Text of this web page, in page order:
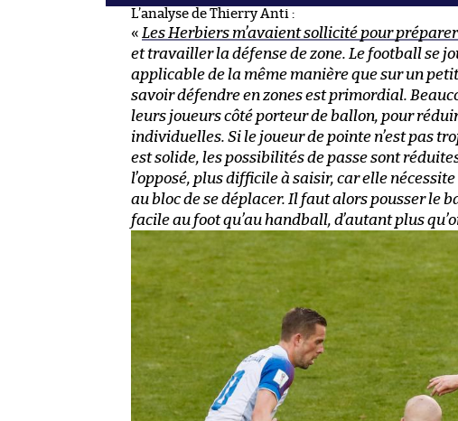
L’analyse de Thierry Anti :
« Les Herbiers m’avaient sollicité pour
et travailler la défense de zone. Le football se
applicable de la même manière que sur un
savoir défendre en zones est primordial.
leurs joueurs côté porteur de ballon, pour
individuelles. Si le joueur de pointe n’est pas
est solide, les possibilités de passe sont
l’opposé, plus difficile à saisir, car elle
au bloc de se déplacer. Il faut alors pousser le
facile au foot qu’au handball, d’autant plus